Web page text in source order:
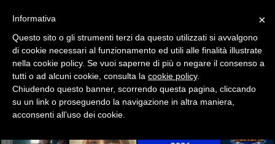
CSR
STRATEGIE
×
Informativa
Questo sito o gli strumenti terzi da questo utilizzati si avvalgono
di cookie necessari al funzionamento ed utili alle finalità illustrate
nella cookie policy. Se vuoi saperne di più o negare il consenso a
tutti o ad alcuni cookie, consulta la cookie policy.
Chiudendo questo banner, scorrendo questa pagina, cliccando
su un link o proseguendo la navigazione in altra maniera,
acconsenti all’uso dei cookie.